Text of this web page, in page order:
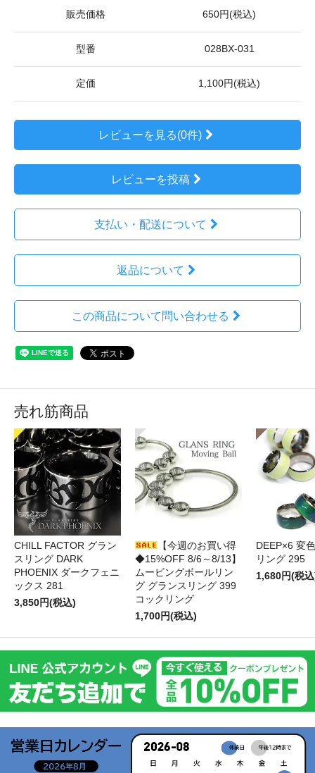
販売価格 650円(税込)
型番 028BX-031
定価 1,100円(税込)
レビューを見る(0件)
レビューを投稿
支払い・配送について
返品について
この商品について問い合わせる
売れ筋商品
CHILL FACTOR グラン
スリング DARK
PHOENIX ダークフェニ
ックス 281
3,850円(税込)
【今週のお買い得
◆15%OFF 8/6～8/13】
ムービングボールリン
グ グランスリング 399
コックリング
1,700円(税込)
DEEP×6 変
リング 295
1,680円(税